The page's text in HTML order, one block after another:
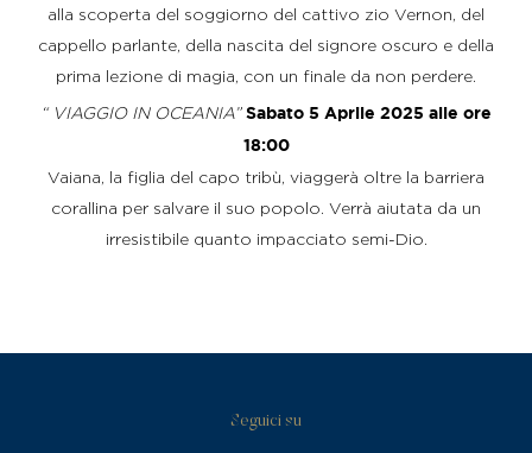
alla scoperta del soggiorno del cattivo zio Vernon, del
cappello parlante, della nascita del signore oscuro e della
prima lezione di magia, con un finale da non perdere.
“ VIAGGIO IN OCEANIA” Sabato 5 Aprile 2025 alle ore
18:00
Vaiana, la figlia del capo tribù, viaggerà oltre la barriera
corallina per salvare il suo popolo. Verrà aiutata da un
irresistibile quanto impacciato semi-Dio.
Seguici su